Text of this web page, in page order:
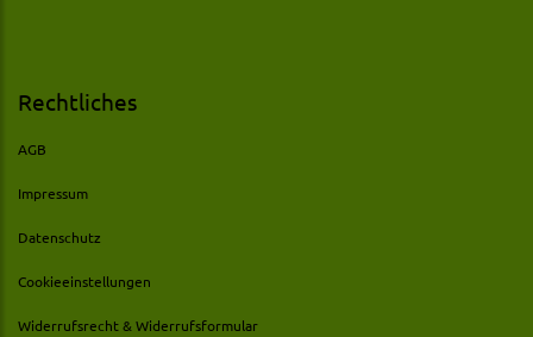
Rechtliches
AGB
Impressum
Datenschutz
Cookieeinstellungen
Widerrufsrecht & Widerrufsformular